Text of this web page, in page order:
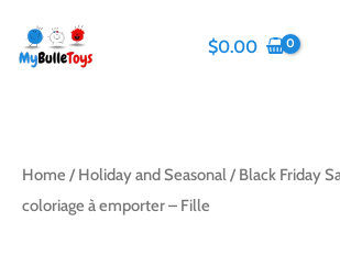
content
$0.00
Home / Holiday and Seasonal / Black Friday
coloriage à emporter – Fille